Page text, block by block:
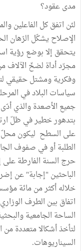
مدى عقود؟
لئن اتفق كل الفاعلين
الإصلاح يشكّل الرّهان
يتحقق إلا بوضع رؤية
مجرّد أداة لضخّ الآلاف
وفكرية ومشتل حقيقي
سياسات البلاد في
جميع الأصعدة والذي أدّى
بتدهور خطير في ظلّ
على السطح ليكون
الطلبة أو في صفوف
حرج السنة الفارطة على
الباحثين "إجابة" عن
خلاله أكثر من مائة
الساحة الجامعية
لتأخذ أشكالا متعددة
السيناريوهات.